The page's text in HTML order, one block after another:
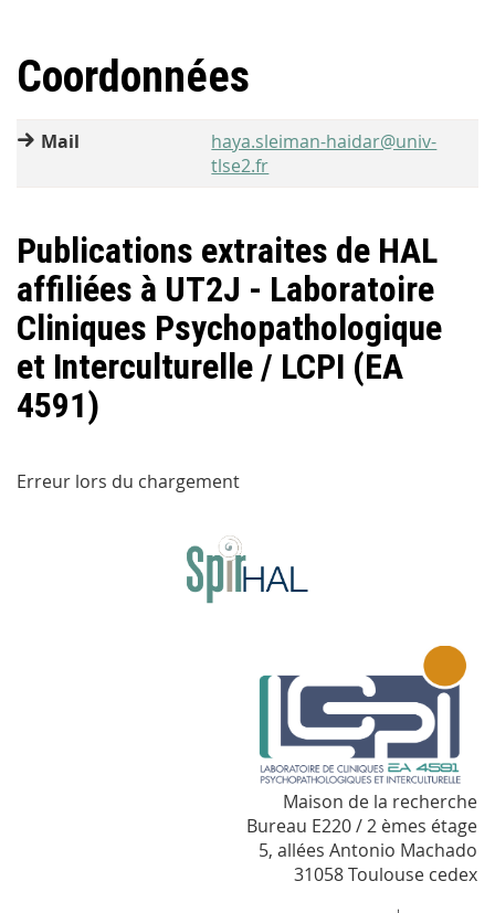
Coordonnées
Mail
haya.sleiman-haidar@univ-
tlse2.fr
Publications extraites de HAL
affiliées à UT2J - Laboratoire
Cliniques Psychopathologique
et Interculturelle / LCPI (EA
4591)
Erreur lors du chargement
Maison de la recherche
Bureau E220 / 2 èmes étage
5, allées Antonio Machado
31058 Toulouse cedex